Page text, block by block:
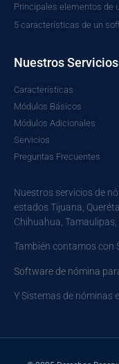
Principales elementos de
5 características de un
Nuestros Servicios
Características
Módulos Básicos
Módulos Adicionales
Servicios
Preguntas Frecuentes
Nuestros servicios de
estados Tijuana
Chihuahua Tamaulipas,
También contamos con
Software de nómina
YSistemas de nóminas